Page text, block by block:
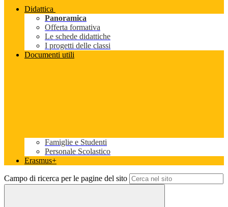
Didattica
Panoramica
Offerta formativa
Le schede didattiche
I progetti delle classi
Documenti utili
Famiglie e Studenti
Personale Scolastico
Erasmus+
Campo di ricerca per le pagine del sito